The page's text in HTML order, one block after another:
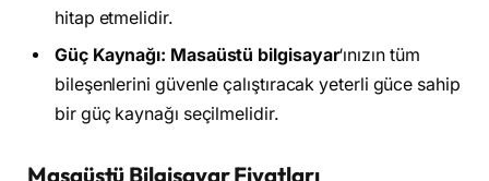
hitap etmelidir.
Güç Kaynağı: Masaüstü bilgisayar‘ınızın tüm
bileşenlerini güvenle çalıştıracak yeterli güce sahip
bir güç kaynağı seçilmelidir.
Masaüstü Bilgisayar Fiyatları